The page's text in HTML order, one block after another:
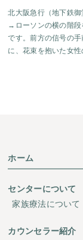
北大阪急行（地下鉄
→ローソンの横の階段
です。前方の信号の
に、花束を抱いた女性
ホーム
センターについて
家族療法について
カウンセラー紹介